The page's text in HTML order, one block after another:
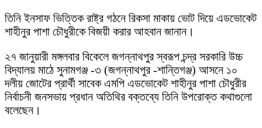
তিনি ইনসাফ ভিত্তিক রাষ্ট্র গঠনে রিকসা মাকায় ভোট দিয়ে এডভোকেট
শাহীনুর পাশা চৌধুরীকে বিজয়ী করার আহবান জানান।
২৭ জানুয়ারী মঙ্গলবার বিকেলে জগন্নাথপুর স্বরূপ চন্দ্র সরকারি উচ্চ
বিদ্যালয় মাঠে সুনামগঞ্জ -৩ (জগন্নাথপুর -শান্তিগঞ্জ) আসনে ১০
দলীয় জোটের প্রার্থী সাবেক এমপি এডভোকেট শাহীনুর পাশা চৌধুরীর
নির্বাচনী জনসভায় প্রধান অতিথির বক্তব্যে তিনি উপরোক্ত কথাগুলো
বলেছেন।